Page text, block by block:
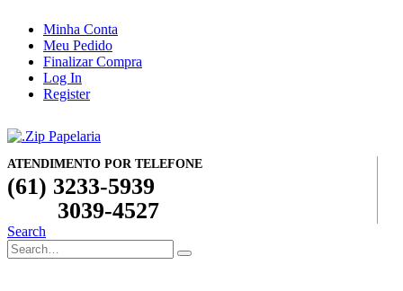
Minha Conta
Meu Pedido
Finalizar Compra
Log In
Register
ATENDIMENTO POR TELEFONE
(61) 3233-5939
3039-4527
Search